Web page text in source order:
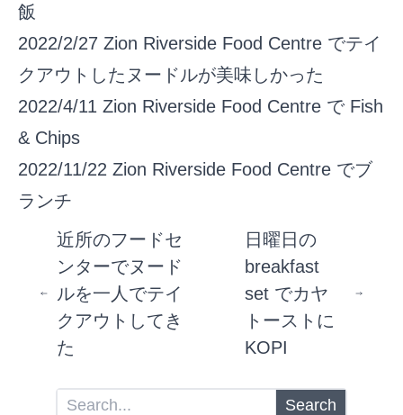
飯
2022/2/27 Zion Riverside Food Centre でテイ
クアウトしたヌードルが美味しかった
2022/4/11 Zion Riverside Food Centre で Fish
& Chips
2022/11/22 Zion Riverside Food Centre でブ
ランチ
近所のフードセ
ンターでヌード
ルを一人でテイ
クアウトしてき
た
日曜日の
breakfast
set でカヤ
トーストに
KOPI
Search